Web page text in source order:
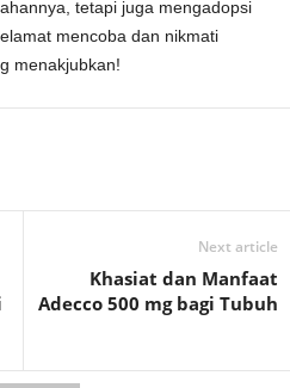
tetapi juga mengadopsi
mencoba dan nikmati
menakjubkan!
Next article
Khasiat dan Manfaat
Adecco 500 mg bagi Tubuh